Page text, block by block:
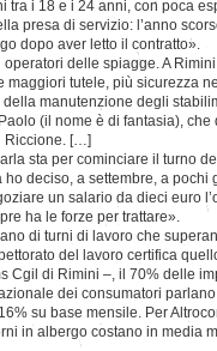
tra i 18 e i 24 anni, con poca
presa di servizio: l’anno
dopo aver letto il contratto».
operatori delle spiagge. A
maggiori tutele, più sicurezza
manutenzione degli
(il nome è di fantasia), che
Riccione. […]
sta per cominciare il turno
deciso, a settembre, a
un salario da dieci euro
ha le forze per trattare».
di turni di lavoro che
del lavoro certifica
Cgil di Rimini –, il 70% delle
dei consumatori
su base mensile. Per
in albergo costano in media